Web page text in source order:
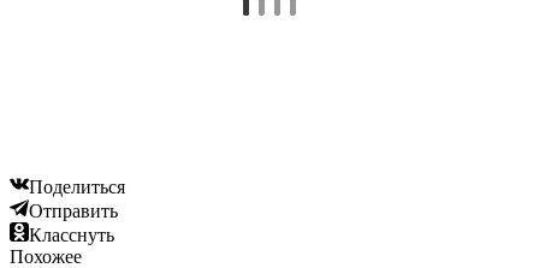
Поделиться
Отправить
Класснуть
Похожее